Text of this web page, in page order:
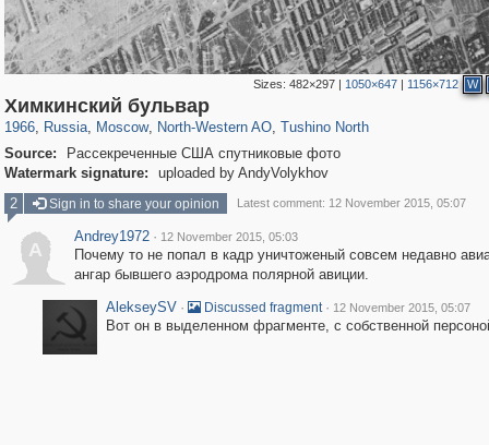
Sizes: 482×297| 1050×647| 1156×712 W
Химкинский бульвар
1966, Russia
1,407,401 29,248
, Moscow
319,882 8,286
, North-Western AO
8,080 112
, Tushino North
Source:
Рассекреченные США спутниковые фото
Watermark signature:
uploaded by AndyVolykhov
2
Sign in to share your opinion Latest comment: 12 November 2015, 05:07
A
Andrey1972 · 12 November 2015, 05:03
Почему то не попал в кадр уничтоженый совсем недавно
ангар бывшего аэродрома полярной авиции.
AlekseySV · Discussed fragment · 12 November 2015, 05:07
Вот он в выделенном фрагменте, с собственной